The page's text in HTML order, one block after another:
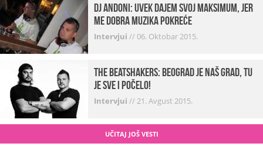
Dj Andoni: Uvek dajem svoj maksimum, jer
me dobra muzika pokreće
Intervjui //06. Oktobar 2015.
The Beatshakers: Beograd je naš grad, tu
je sve i počelo!
Intervjui //21. Avgust 2015.
UČITAJ JOŠ VESTI